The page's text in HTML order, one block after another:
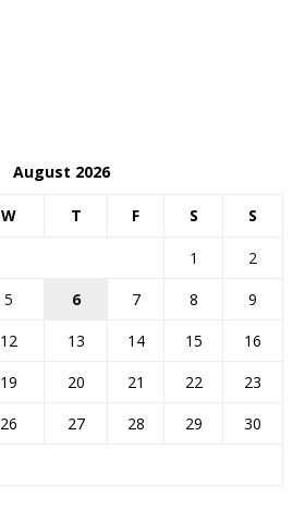
August 2026
W T F S S
1
2
5 6 7 8
9
12 13 14 15
16
19 20 21 22
23
26 27 28 29
30